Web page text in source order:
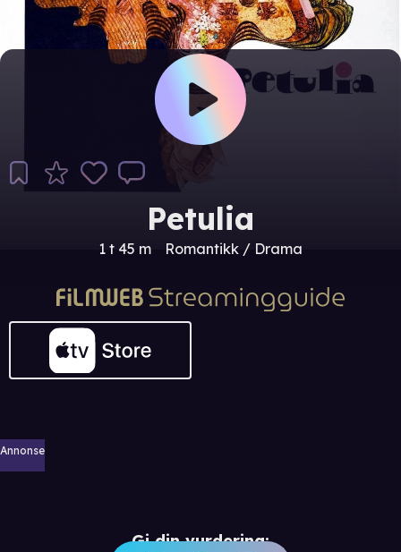
Petulia
1 t 45 m Romantikk / Drama
Annonse
Gi din vurdering: